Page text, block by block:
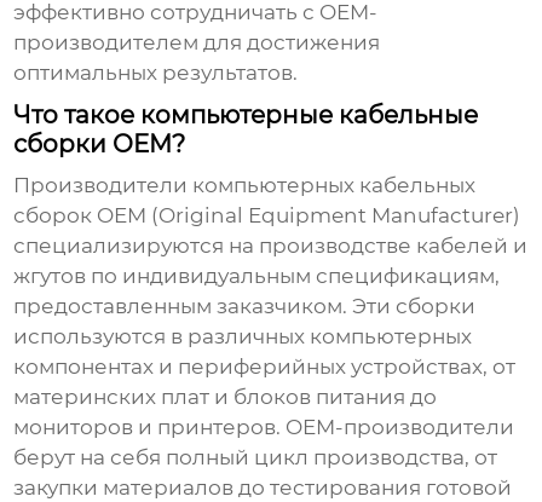
эффективно сотрудничать с OEM-
производителем для достижения
оптимальных результатов.
Что такое компьютерные кабельные
сборки OEM?
Производители компьютерных кабельных
сборок OEM (Original Equipment Manufacturer)
специализируются на производстве кабелей и
жгутов по индивидуальным спецификациям,
предоставленным заказчиком. Эти сборки
используются в различных компьютерных
компонентах и периферийных устройствах, от
материнских плат и блоков питания до
мониторов и принтеров. OEM-производители
берут на себя полный цикл производства, от
закупки материалов до тестирования готовой